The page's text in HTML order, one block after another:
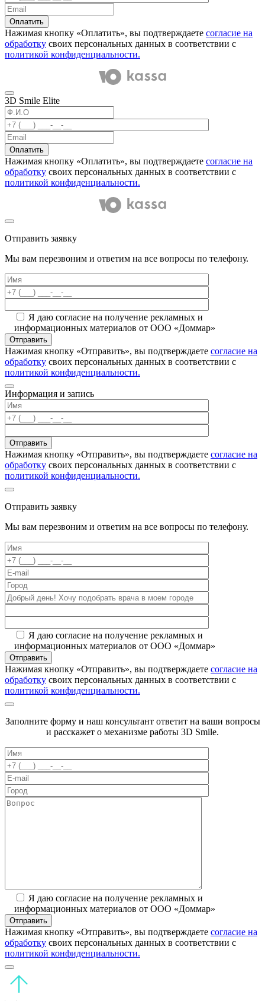
Оплатить
Нажимая кнопку «Оплатить», вы подтверждаете согласие на
обработку своих персональных данных в соответствии с
политикой конфиденциальности.
3D Smile Elite
Оплатить
Нажимая кнопку «Оплатить», вы подтверждаете согласие на
обработку своих персональных данных в соответствии с
политикой конфиденциальности.
Отправить заявку
Мы вам перезвоним и ответим на все вопросы по телефону.
Я даю согласие на получение рекламных и
информационных материалов от ООО «Доммар»
Отправить
Нажимая кнопку «Отправить», вы подтверждаете согласие на
обработку своих персональных данных в соответствии с
политикой конфиденциальности.
Информация и запись
Отправить
Нажимая кнопку «Отправить», вы подтверждаете согласие на
обработку своих персональных данных в соответствии с
политикой конфиденциальности.
Отправить заявку
Мы вам перезвоним и ответим на все вопросы по телефону.
Я даю согласие на получение рекламных и
информационных материалов от ООО «Доммар»
Отправить
Нажимая кнопку «Отправить», вы подтверждаете согласие на
обработку своих персональных данных в соответствии с
политикой конфиденциальности.
Заполните форму и наш консультант ответит на ваши вопросы
и расскажет о механизме работы 3D Smile.
Я даю согласие на получение рекламных и
информационных материалов от ООО «Доммар»
Отправить
Нажимая кнопку «Отправить», вы подтверждаете согласие на
обработку своих персональных данных в соответствии с
политикой конфиденциальности.